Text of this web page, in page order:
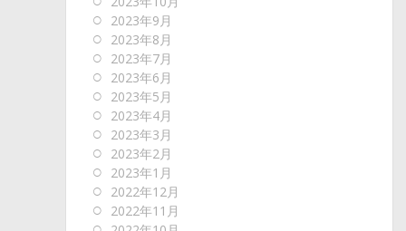
2023年9月
2023年8月
2023年7月
2023年6月
2023年5月
2023年4月
2023年3月
2023年2月
2023年1月
2022年12月
2022年11月